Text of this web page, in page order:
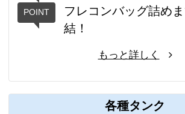
フレコンバッグ詰め
結！
もっと詳しく
各種タンク